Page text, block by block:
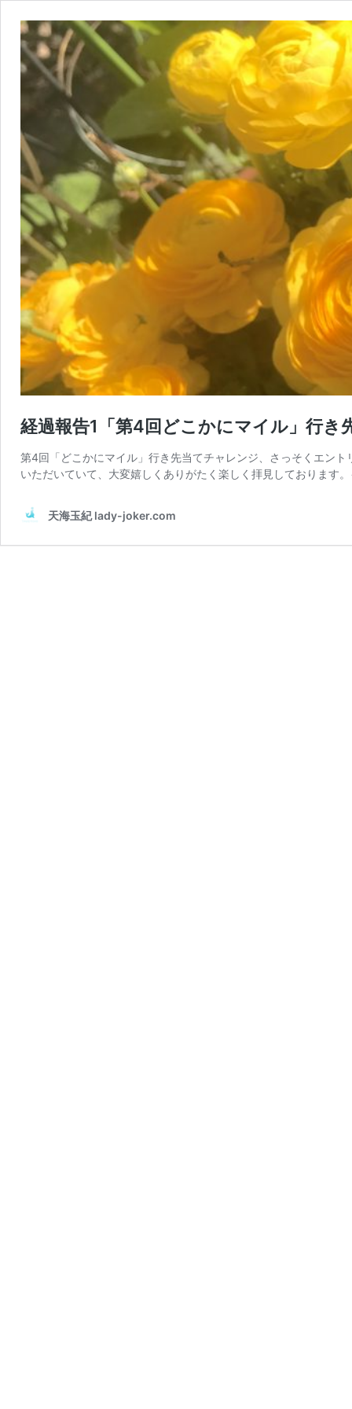
経過報告1「第4回どこかにマイル」行き
第4回「どこかにマイル」行き先当てチャレンジ、さっそくエン
いただいていて、大変嬉しくありがたく楽しく拝見しております
天海玉紀 lady-joker.com